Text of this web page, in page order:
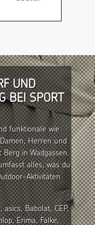
UND
BEI SPORT
funktionale wie
Herren und
in Wadgassen.
alles, was du
Aktivitäten
Babolat, CEP,
Erima, Falke,